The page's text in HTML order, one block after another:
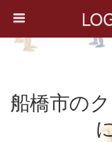
船橋市の